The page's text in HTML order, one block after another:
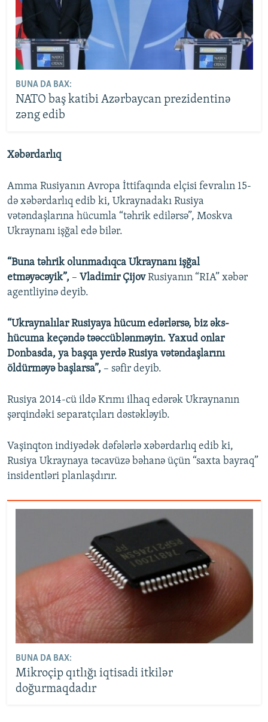
BUNA DA BAX:
NATO baş katibi Azərbaycan prezidentinə
zəng edib
Xəbərdarlıq
Amma Rusiyanın Avropa İttifaqında elçisi fevralın 15-
də xəbərdarlıq edib ki, Ukraynadakı Rusiya
vətəndaşlarına hücumla “təhrik edilərsə”, Moskva
Ukraynanı işğal edə bilər.
“Buna təhrik olunmadıqca Ukraynanı işğal
etməyəcəyik”, – Vladimir ÇijovRusiyanın “RIA” xəbər
agentliyinə deyib.
“Ukraynalılar Rusiyaya hücum edərlərsə, biz əks-
hücuma keçəndə təəccüblənməyin. Yaxud onlar
Donbasda, ya başqa yerdə Rusiya vətəndaşlarını
öldürməyə başlarsa”, – səfir deyib.
Rusiya 2014-cü ildə Krımı ilhaq edərək Ukraynanın
şərqindəki separatçıları dəstəkləyib.
Vaşinqton indiyədək dəfələrlə xəbərdarlıq edib ki,
Rusiya Ukraynaya təcavüzə bəhanə üçün “saxta bayraq”
insidentləri planlaşdırır.
BUNA DA BAX:
Mikroçip qıtlığı iqtisadi itkilər
doğurmaqdadır